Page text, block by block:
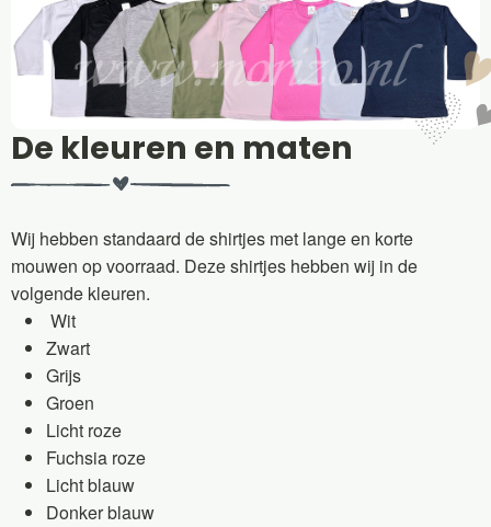
De kleuren en maten
Wij hebben standaard de shirtjes met lange en korte
mouwen op voorraad. Deze shirtjes hebben wij in de
volgende kleuren.
Wit
Zwart
Grijs
Groen
Licht roze
Fuchsia roze
Licht blauw
Donker blauw